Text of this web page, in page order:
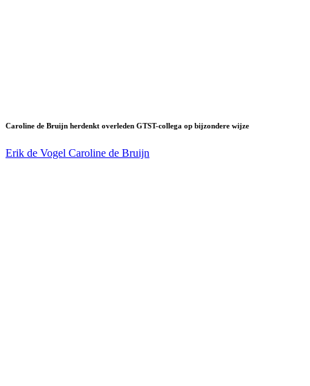
Caroline de Bruijn herdenkt overleden GTST-collega op bijzondere wijze
Erik de Vogel Caroline de Bruijn